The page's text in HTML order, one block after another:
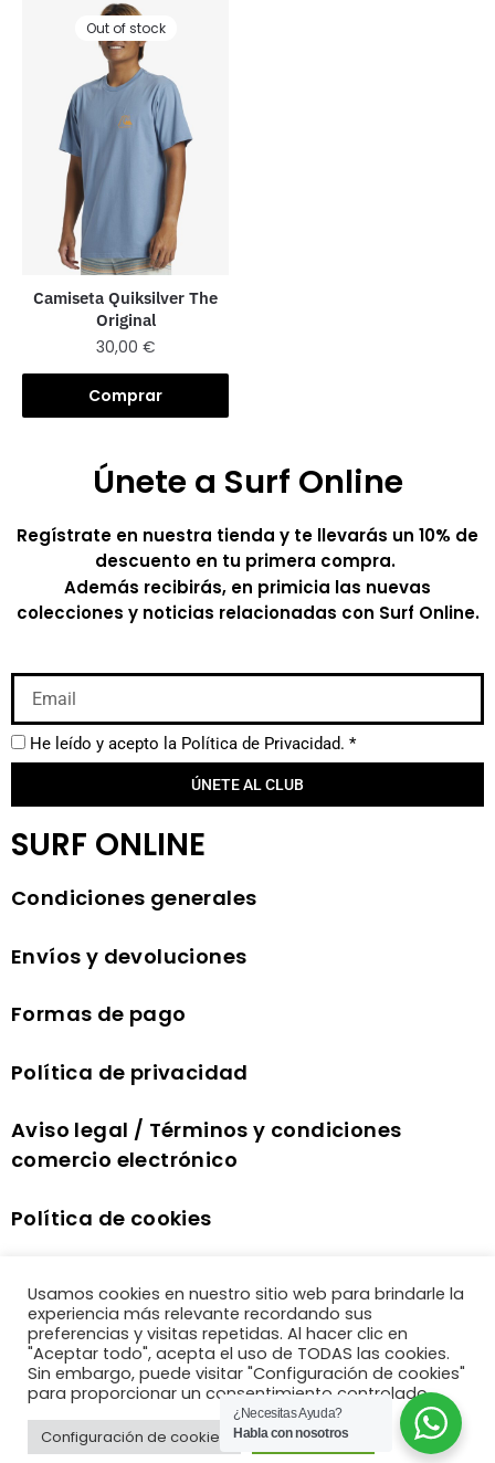
Out of stock
Camiseta Quiksilver The
Original
30,00 €
Comprar
Únete a Surf Online
Regístrate en nuestra tienda y te llevarás un 10% de
descuento en tu primera compra.
Además recibirás, en primicia las nuevas
colecciones y noticias relacionadas con Surf Online.
He leído y acepto la Política de Privacidad. *
ÚNETE AL CLUB
SURF ONLINE
Condiciones generales
Envíos y devoluciones
Formas de pago
Política de privacidad
Aviso legal / Términos y condiciones
comercio electrónico
Política de cookies
Usamos cookies en nuestro sitio web para brindarle la
experiencia más relevante recordando sus
preferencias y visitas repetidas. Al hacer clic en
"Aceptar todo", acepta el uso de TODAS las cookies.
Sin embargo, puede visitar "Configuración de cookies"
para proporcionar un consentimiento controlado.
Configuración de cookies Aceptar todo
¿Necesitas Ayuda?
Habla con nosotros